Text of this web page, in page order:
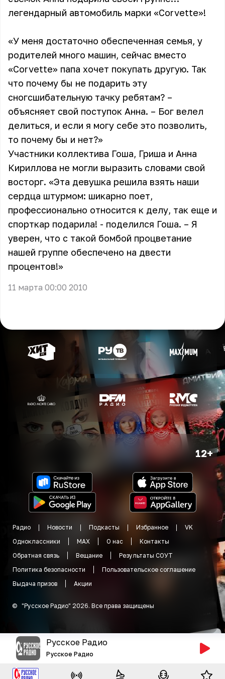
легендарный автомобиль марки «Сorvette»!
«У меня достаточно обеспеченная семья, у
родителей много машин, сейчас вместо
«Сorvette» папа хочет покупать другую. Так
что почему бы не подарить эту
сногсшибательную тачку ребятам? –
объясняет свой поступок Анна. – Бог велел
делиться, и если я могу себе это позволить,
то почему бы и нет?»
Участники коллектива Гоша, Гриша и Анна
Кириллова не могли выразить словами свой
восторг. «Эта девушка решила взять наши
сердца штурмом: шикарно поет,
профессионально относится к делу, так еще и
спорткар подарила! - поделился Гоша. – Я
уверен, что с такой бомбой процветание
нашей группе обеспечено на двести
процентов!»
11 марта 00:00 2010
12+
Радио Новости Подкасты Избранное
VK
Одноклассники
MAX О нас
Контакты
Обратная связь
Вещание
Результаты СОУТ
Политика безопасности
Пользовательское соглашение
Выдача призов
Акции
© "Русское Радио" 2026. Все права защищены
Русское Радио
Русское Радио